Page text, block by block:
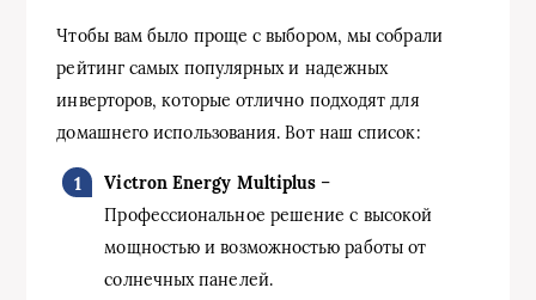
Чтобы вам было проще с выбором, мы собрали
рейтинг самых популярных и надежных
инверторов, которые отлично подходят для
домашнего использования. Вот наш список:
Victron Energy Multiplus –
Профессиональное решение с высокой
мощностью и возможностью работы от
солнечных панелей.